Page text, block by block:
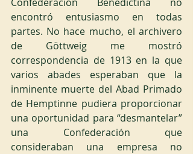
encontró entusiasmo en todas
partes. No hace mucho, el archivero
de Göttweig me mostró
correspondencia de 1913 en la que
varios abades esperaban que la
inminente muerte del Abad Primado
de Hemptinne pudiera proporcionar
una oportunidad para “desmantelar”
una Confederación que
consideraban una empresa no